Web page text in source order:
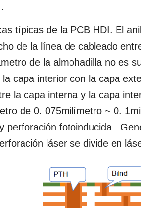
típicas de la PCB HDI. El
de la línea de cableado
de la almohadilla no es
capa interior con la capa
la capa interna y la capa
de 0. 075milímetro ~ 0.
perforación fotoinducida..
láser se divide en